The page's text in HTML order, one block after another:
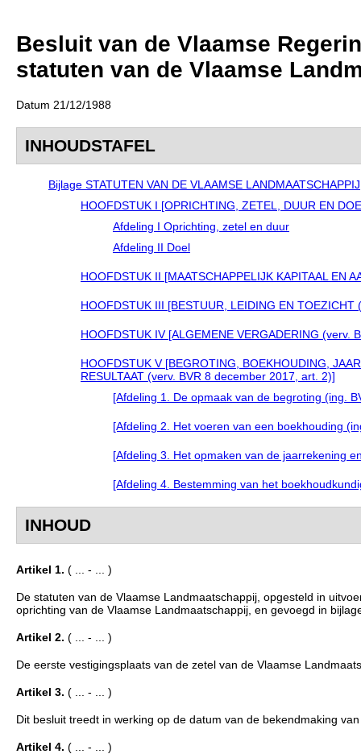
Besluit van de Vlaamse
statuten van de Vlaamse
Datum 21/12/1988
INHOUDSTAFEL
Bijlage STATUTEN VAN DE VLAAMSE LANDMAATSCHAPPIJ
HOOFDSTUK I [OPRICHTING, ZETEL, DUUR EN
Afdeling I Oprichting, zetel en duur
Afdeling II Doel
HOOFDSTUK II [MAATSCHAPPELIJK KAPITAAL EN
HOOFDSTUK III [BESTUUR, LEIDING EN
HOOFDSTUK IV [ALGEMENE VERGADERING (verv.
HOOFDSTUK V [BEGROTING, BOEKHOUDING,
RESULTAAT (verv. BVR 8 december 2017, art. 2)]
[Afdeling 1. De opmaak van de begroting (ing.
[Afdeling 2. Het voeren van een boekhouding
[Afdeling 3. Het opmaken van de jaarrekening
[Afdeling 4. Bestemming van het
INHOUD
Artikel 1. ( ... - ... )
De statuten van de Vlaamse Landmaatschappij, opgesteld in
oprichting van de Vlaamse Landmaatschappij, en gevoegd in
Artikel 2. ( ... - ... )
De eerste vestigingsplaats van de zetel van de Vlaamse
Artikel 3. ( ... - ... )
Dit besluit treedt in werking op de datum van de bekendmaking
Artikel 4. ( ... - ... )